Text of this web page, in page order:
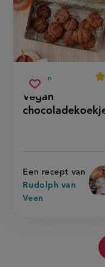
Vegan
voorbereidingstijd
20 min
Een recept van
Rudolph van
Veen
Sla
recept
vegan